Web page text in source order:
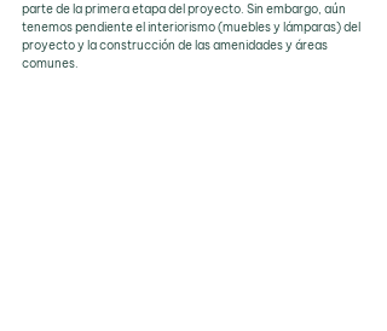
parte de la primera etapa del proyecto. Sin embargo, aún
tenemos pendiente el interiorismo (muebles y lámparas) del
proyecto y la construcción de las amenidades y áreas
comunes.